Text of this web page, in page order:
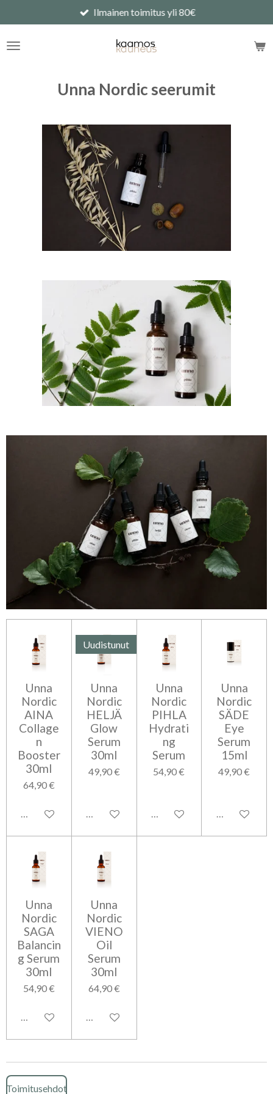
pääsisältöön
Ilmainen toimitus yli 80€
Unna Nordic seerumit
Unna
Nordic
AINA
Collage
n
Booster
30ml
64,90 €
Lisää ostoskoriin
Uudistunut
Unna
Nordic
HELJÄ
Glow
Serum
30ml
49,90 €
Lisää ostoskoriin
Unna
Nordic
PIHLA
Hydrati
ng
Serum
54,90 €
Lisää ostoskoriin
Unna
Nordic
SÄDE
Eye
Serum
15ml
49,90 €
Lisää
Unna
Nordic
SAGA
Balancin
g Serum
30ml
54,90 €
Lisää ostoskoriin
Unna
Nordic
VIENO
Oil
Serum
30ml
64,90 €
Lisää ostoskoriin
Toimitusehdot